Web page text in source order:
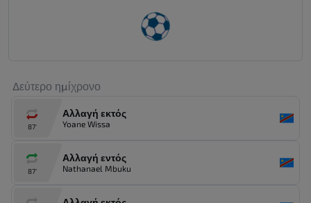
Δεύτερο ημίχρονο
87'
Αλλαγή εκτός
Yoane Wissa
87'
Αλλαγή εντός
Nathanael Mbuku